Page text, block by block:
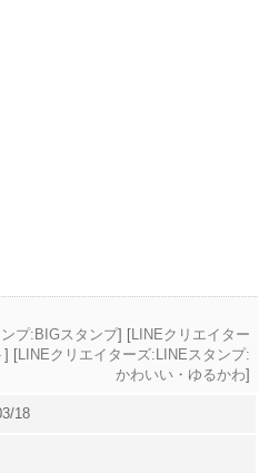
プ:BIGスタンプ] [LINEクリエイター
] [LINEクリエイターズ:LINEスタンプ:
かわいい・ゆるかわ]
18